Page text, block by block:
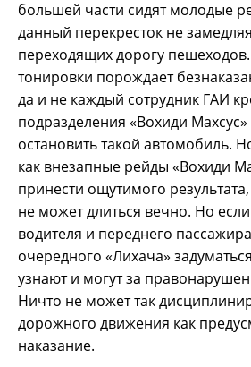
большей части сидят молодые
данный перекресток не
переходящих дорогу
тонировки порождает
да и не каждый сотрудник ГАИ
подразделения «Вохиди
остановить такой автомобиль.
как внезапные рейды «Вохиди
принести ощутимого
не может длиться вечно. Но
водителя и переднего
очередного «Лихача»
узнают и могут за
Ничто не может так
дорожного движения как
наказание.